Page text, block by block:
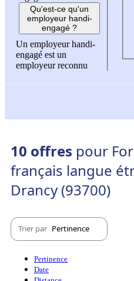
Qu'est-ce qu'un
employeur handi-
engagé ?
Un employeur handi-
engagé est un
employeur reconnu
10 offres pour
français langue
Drancy (93700)
Trier par Pertinence
Pertinence
Date